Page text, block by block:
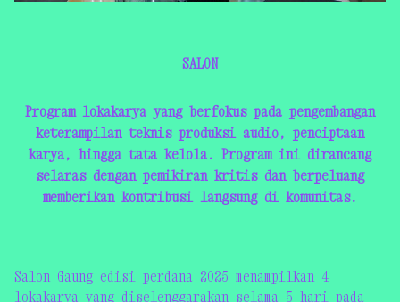
SALON
Program lokakarya yang berfokus pada pengembangan
keterampilan teknis produksi audio, penciptaan
karya, hingga tata kelola. Program ini dirancang
selaras dengan pemikiran kritis dan berpeluang
memberikan kontribusi langsung di komunitas.
Salon Gaung edisi perdana 2025 menampilkan 4
lokakarya yang diselenggarakan selama 5 hari pada